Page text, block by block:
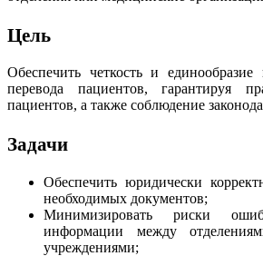
Цель
Обеспечить четкость и
перевода пациентов, гарантируя
пациентов, а также соблюдение
Задачи
Обеспечить юридически
необходимых документов;
Минимизировать риски
информации между
учреждениями;